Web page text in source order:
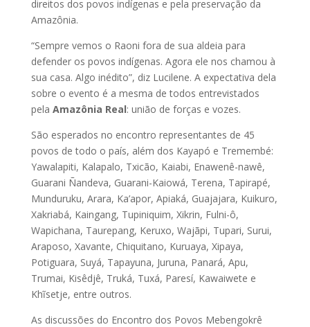
direitos dos povos indígenas e pela preservação da
Amazônia.
“Sempre vemos o Raoni fora de sua aldeia para
defender os povos indígenas. Agora ele nos chamou à
sua casa. Algo inédito”, diz Lucilene. A expectativa dela
sobre o evento é a mesma de todos entrevistados
pela Amazônia Real: união de forças e vozes.
São esperados no encontro representantes de 45
povos de todo o país, além dos Kayapó e Tremembé:
Yawalapiti, Kalapalo, Txicão, Kaiabi, Enawenê-nawê,
Guarani Ñandeva, Guarani-Kaiowá, Terena, Tapirapé,
Munduruku, Arara, Ka’apor, Apiaká, Guajajara, Kuikuro,
Xakriabá, Kaingang, Tupiniquim, Xikrin, Fulni-ô,
Wapichana, Taurepang, Keruxo, Wajãpi, Tupari, Surui,
Araposo, Xavante, Chiquitano, Kuruaya, Xipaya,
Potiguara, Suyá, Tapayuna, Juruna, Panará, Apu,
Trumai, Kisêdjê, Truká, Tuxá, Paresí, Kawaiwete e
Khĩsetje, entre outros.
As discussões do Encontro dos Povos Mebengokrê